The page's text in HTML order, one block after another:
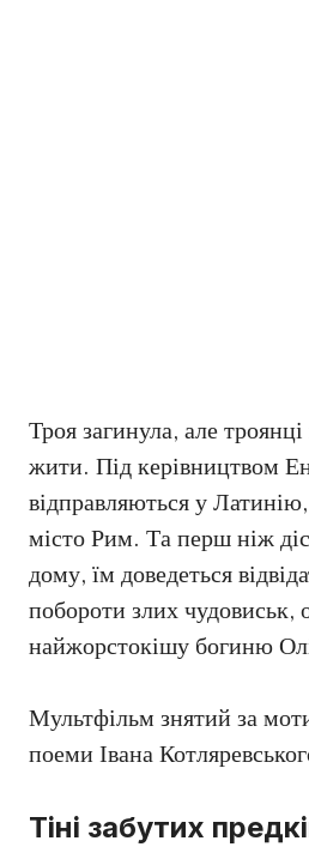
Троя загинула, але
жити. Під керівництвом
відправляються у
місто Рим. Та перш ніж
дому, їм доведеться
побороти злих чудовиськ,
найжорстокішу богиню
Мультфільм знятий за
поеми Івана
Тіні забутих